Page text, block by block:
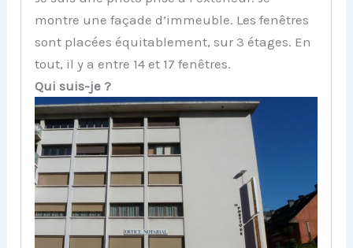
montre une façade d’immeuble. Les fenêtres
sont placées équitablement, sur 3 étages. En
tout, il y a entre 14 et 17 fenêtres.
Qui suis-je ?